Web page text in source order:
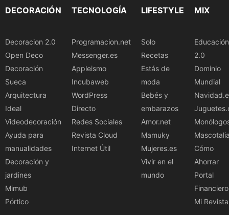
DECORACIÓN
Decoracion 2.0
Open Deco
Decoración
Sueca
Arquitectura
Ideal
Videodecoración
Ayuda para
manualidades
Decoración y
jardines
Mimub
Pórtico
TECNOLOGÍA
Programacion.net
Messenger.es
Appleismo
Incubaweb
WordPress
Directo
Redes Sociales
Revista Cloud
Internet Útil
LIFESTYLE
Solo
Recetas
Estás de
moda
Bebés y
embarazos
Amor.net
Mamuky
Mujeres.es
Vivir en el
mundo
MIX
Educación
2.0
Dominio
Mundial
Cómo
Ahorrar
Portal
Financiero
Mi Revista